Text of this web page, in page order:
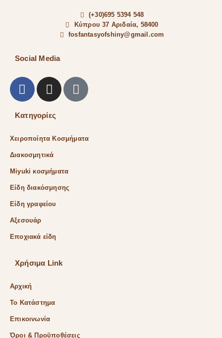
(+30)695 5394 548
Κύπρου 37 Αριδαία, 58400
fosfantasyofshiny@gmail.com
Social Media
Κατηγορίες
Χειροποίητα Κοσμήματα
Διακοσμητικά
Miyuki κοσμήματα
Είδη διακόσμησης
Είδη γραφείου
Αξεσουάρ
Εποχιακά είδη
Χρήσιμα Link
Αρχική
Το Κατάστημα
Επικοινωνία
Όροι & Προϋποθέσεις